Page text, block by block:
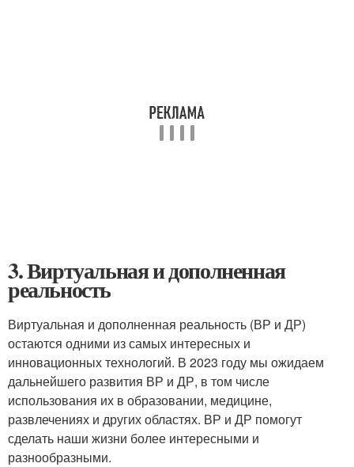
3. Виртуальная и дополненная
реальность
Виртуальная и дополненная реальность (ВР и ДР)
остаются одними из самых интересных и
инновационных технологий. В 2023 году мы ожидаем
дальнейшего развития ВР и ДР, в том числе
использования их в образовании, медицине,
развлечениях и других областях. ВР и ДР помогут
сделать наши жизни более интересными и
разнообразными.